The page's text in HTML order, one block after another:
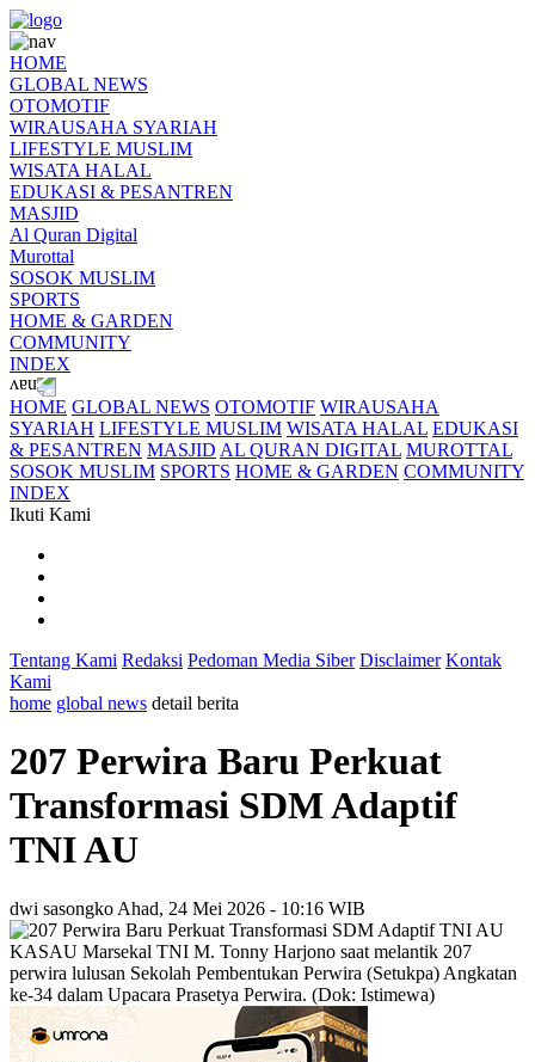
HOME
GLOBAL NEWS
OTOMOTIF
WIRAUSAHA SYARIAH
LIFESTYLE MUSLIM
WISATA HALAL
EDUKASI & PESANTREN
MASJID
Al Quran Digital
Murottal
SOSOK MUSLIM
SPORTS
HOME & GARDEN
COMMUNITY
INDEX
HOME GLOBAL NEWS OTOMOTIF WIRAUSAHA
SYARIAH LIFESTYLE MUSLIM WISATA HALAL EDUKASI
& PESANTREN MASJID AL QURAN DIGITAL MUROTTAL
SOSOK MUSLIM SPORTS HOME & GARDEN COMMUNITY
INDEX
Ikuti Kami
Tentang Kami Redaksi Pedoman Media Siber Disclaimer Kontak
Kami
home global news detail berita
207 Perwira Baru Perkuat
Transformasi SDM Adaptif
TNI AU
dwi sasongko Ahad, 24 Mei 2026 - 10:16 WIB
KASAU Marsekal TNI M. Tonny Harjono saat melantik 207
perwira lulusan Sekolah Pembentukan Perwira (Setukpa) Angkatan
ke-34 dalam Upacara Prasetya Perwira. (Dok: Istimewa)